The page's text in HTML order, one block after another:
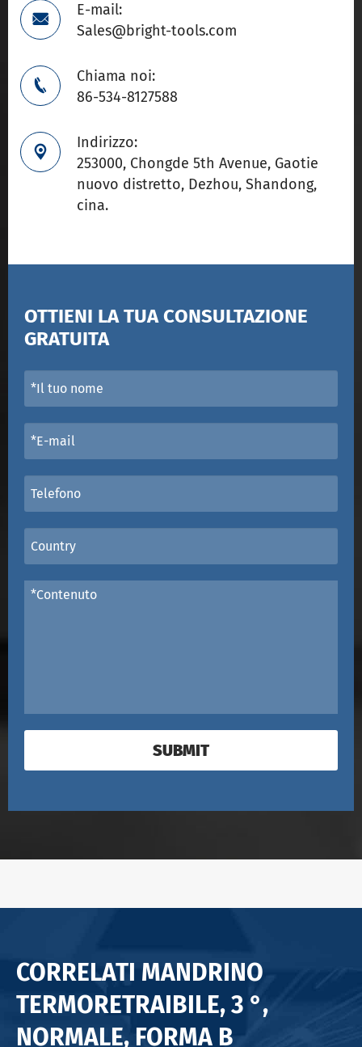

E-mail:
Sales@bright-tools.com

Chiama noi:
86-534-8127588

Indirizzo:
253000, Chongde 5th Avenue, Gaotie
nuovo distretto, Dezhou, Shandong,
cina.
OTTIENI LA TUA CONSULTAZIONE
GRATUITA
SUBMIT
CORRELATI MANDRINO
TERMORETRAIBILE, 3 °,
NORMALE, FORMA B